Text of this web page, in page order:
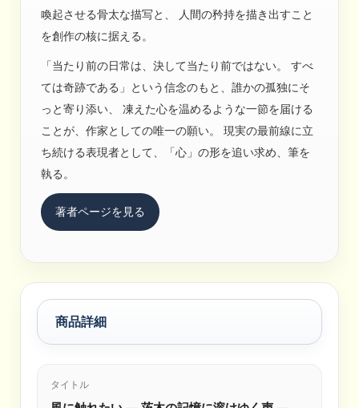
喚起させる骨太な描写と、 人間の矜持を描き出すこと
を創作の核に据える。
「当たり前の日常は、決して当たり前ではない。 すべ
ては奇跡である」という信念のもと、誰かの孤独にそ
っと寄り添い、 凍えた心を温めるような一節を届ける
ことが、作家としての唯一の願い。 現実の最前線に立
ち続ける表現者として、「心」の形を追い求め、筆を
執る。
著者ページを見る
商品詳細
タイトル